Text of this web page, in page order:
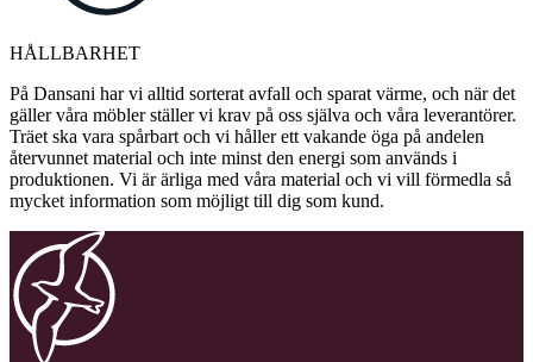
HÅLLBARHET
På Dansani har vi alltid sorterat avfall och sparat värme, och när det
gäller våra möbler ställer vi krav på oss själva och våra leverantörer.
Träet ska vara spårbart och vi håller ett vakande öga på andelen
återvunnet material och inte minst den energi som används i
produktionen. Vi är ärliga med våra material och vi vill förmedla så
mycket information som möjligt till dig som kund.